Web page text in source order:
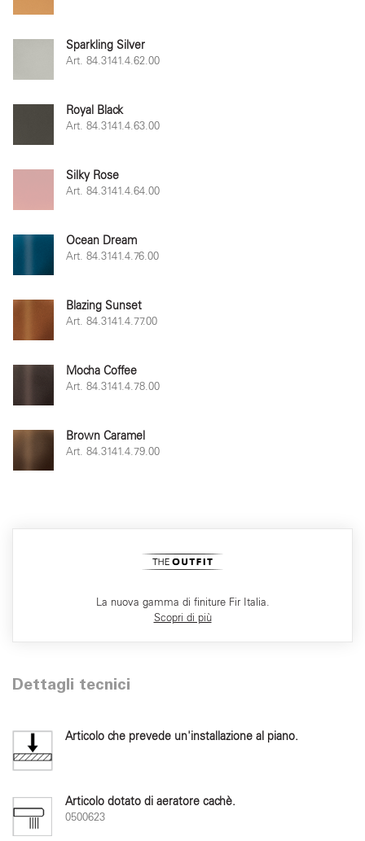
Sparkling Silver
Art. 84.3141.4.62.00
Royal Black
Art. 84.3141.4.63.00
Silky Rose
Art. 84.3141.4.64.00
Ocean Dream
Art. 84.3141.4.76.00
Blazing Sunset
Art. 84.3141.4.77.00
Mocha Coffee
Art. 84.3141.4.78.00
Brown Caramel
Art. 84.3141.4.79.00
La nuova gamma di finiture Fir Italia.
Scopri di più
Dettagli tecnici
Articolo che prevede un'installazione al piano.
Articolo dotato di aeratore cachè.
0500623